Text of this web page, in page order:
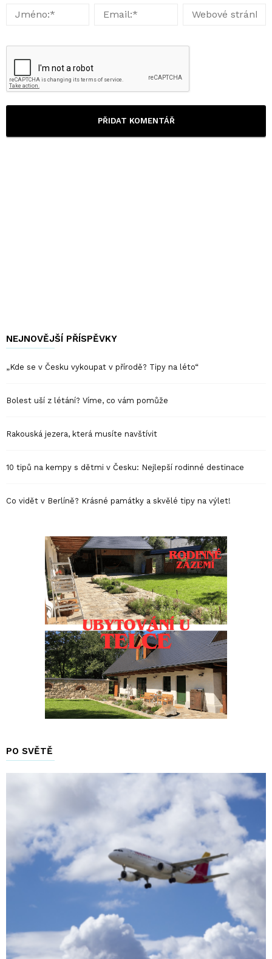
NEJNOVĚJŠÍ PŘÍSPĚVKY
„Kde se v Česku vykoupat v přírodě? Tipy na léto“
Bolest uší z létání? Víme, co vám pomůže
Rakouská jezera, která musíte navštívit
10 tipů na kempy s dětmi v Česku: Nejlepší rodinné destinace
Co vidět v Berlíně? Krásné památky a skvělé tipy na výlet!
PO SVĚTĚ